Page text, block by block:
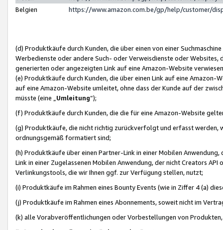
Belgien
https://www.amazon.com.be/gp/help/customer/
(d) Produktkäufe durch Kunden, die über einen von einer
Werbedienste oder andere Such- oder Verweisdienste oder Websites,
generierten oder angezeigten Link auf eine Amazon-Website
(e) Produktkäufe durch Kunden, die über einen Link auf eine
auf eine Amazon-Website umleitet, ohne dass der Kunde auf der
müsste (eine „ Umleitung“);
(f) Produktkäufe durch Kunden, die die für eine Amazon-Website
(g) Produktkäufe, die nicht richtig zurückverfolgt und erfasst werden,
ordnungsgemäß formatiert sind;
(h) Produktkäufe über einen Partner-Link in einer Mobilen
Link in einer Zugelassenen Mobilen Anwendung, der nicht Creators
Verlinkungstools, die wir Ihnen ggf. zur Verfügung stellen, nutzt;
(i) Produktkäufe im Rahmen eines Bounty Events (wie in Ziffer 4 (a)
(j) Produktkäufe im Rahmen eines Abonnements, soweit nicht im
(k) alle Vorabveröffentlichungen oder Vorbestellungen von